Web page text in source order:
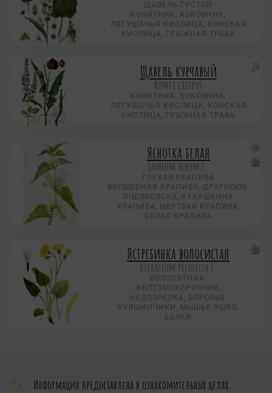
ЩАВЕЛЬ ГУСТОЙ
КОНЯТНИК, КОКОВНИК,
ЛЯГУШАЧЬЯ КИСЛИЦА, КОНСКАЯ
КИСЛИЦА, ГРЫЖНАЯ ТРАВА
Щавель курчавый
Rumex crispus
КОНЯТНИК, КОКОВНИК,
ЛЯГУШАЧЬЯ КИСЛИЦА, КОНСКАЯ
КИСЛИЦА, ГРЫЖНАЯ ТРАВА
Яснотка белая
Lamium album L.
ГЛУХАЯ КРАПИВА
ВОЛШЕБНАЯ КРАПИВА, ДРАГОЛЮБ,
ПЧЕЛОСОСКА, КУКУШКИНА
КРАПИВА, МЕРТВАЯ КРАПИВА,
БЕЛАЯ КРАПИВА
Ястребинка волосистая
Hieracium pilosella L.
ВОЛОСЯТНИК,
ЖЕЛТОМОХОРОЧНИК,
НЕДОЗРЕЛКА, БОРОВЫЕ
КУВШИНЧИКИ, МЫШЬЕ УШКО,
БЕЛКИ
Информация предоставлена в ознакомительных целях.